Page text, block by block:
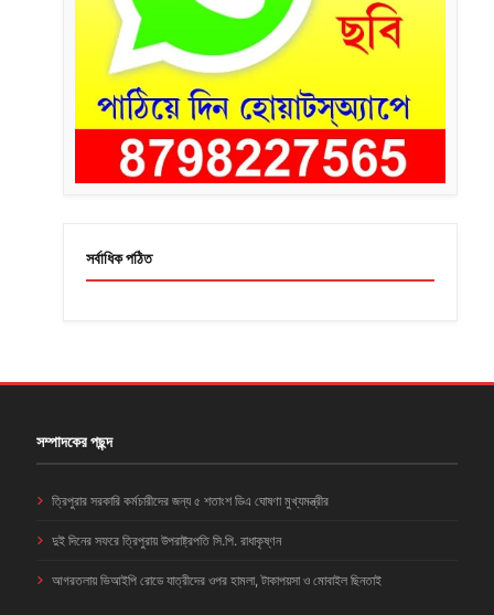
সর্বাধিক পঠিত
সম্পাদকের পছন্দ
ত্রিপুরার সরকারি কর্মচারীদের জন্য ৫ শতাংশ ডিএ ঘোষণা মুখ্যমন্ত্রীর
দুই দিনের সফরে ত্রিপুরায় উপরাষ্ট্রপতি সি.পি. রাধাকৃষ্ণন
আগরতলায় ভিআইপি রোডে যাত্রীদের ওপর হামলা, টাকাপয়সা ও মোবাইল ছিনতাই